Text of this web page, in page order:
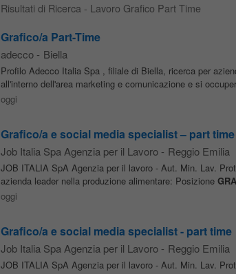
Risultati di Ricerca - Lavoro Grafico Part Time
Grafico/a Part-Time
adecco - Biella
Profilo Adecco Italia Spa , filiale di Biella, ricerca per
all'interno dell'area marketing e comunicazione e si
oggi
Grafico/a e social media specialist – part time
Job Italia Spa Agenzia per il Lavoro - Reggio Emilia
JOB ITALIA SpA Agenzia per il lavoro - Aut. Min. Lav.
azienda leader nella produzione alimentare: Posizione
oggi
Grafico/a e social media specialist - part time
Job Italia Spa Agenzia per il Lavoro - Reggio Emilia
JOB ITALIA SpA Agenzia per il lavoro - Aut. Min. Lav.